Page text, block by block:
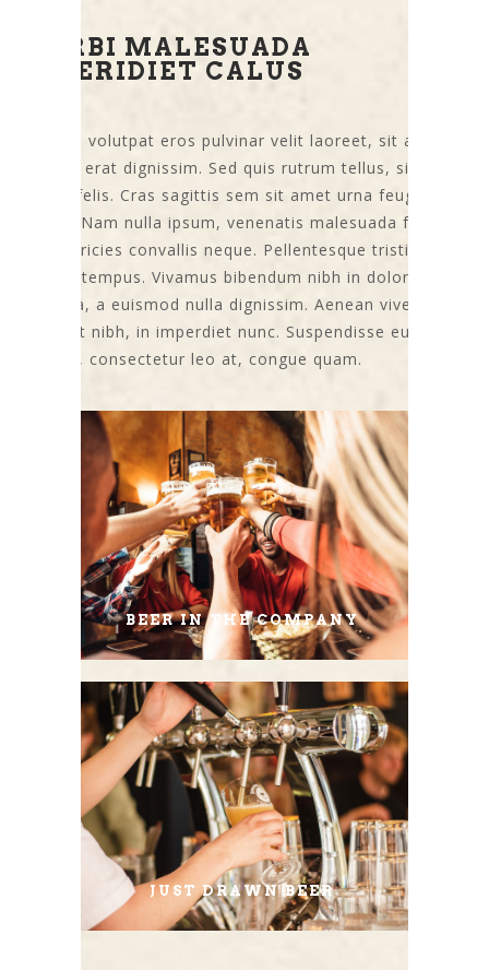
MORBI MALESUADA
IMPERIDIET CALUS
Vivamus volutpat eros pulvinar velit laoreet, sit amet
egestas erat dignissim. Sed quis rutrum tellus, sit amet
viverra felis. Cras sagittis sem sit amet urna feugiat
rutrum. Nam nulla ipsum, venenatis malesuada felis
quis, ultricies convallis neque. Pellentesque tristique
fringilla tempus. Vivamus bibendum nibh in dolor
pharetra, a euismod nulla dignissim. Aenean viverra
tincidunt nibh, in imperdiet nunc. Suspendisse eu ante
pretium, consectetur leo at, congue quam.
BEER IN THE COMPANY
JUST DRAWN BEER